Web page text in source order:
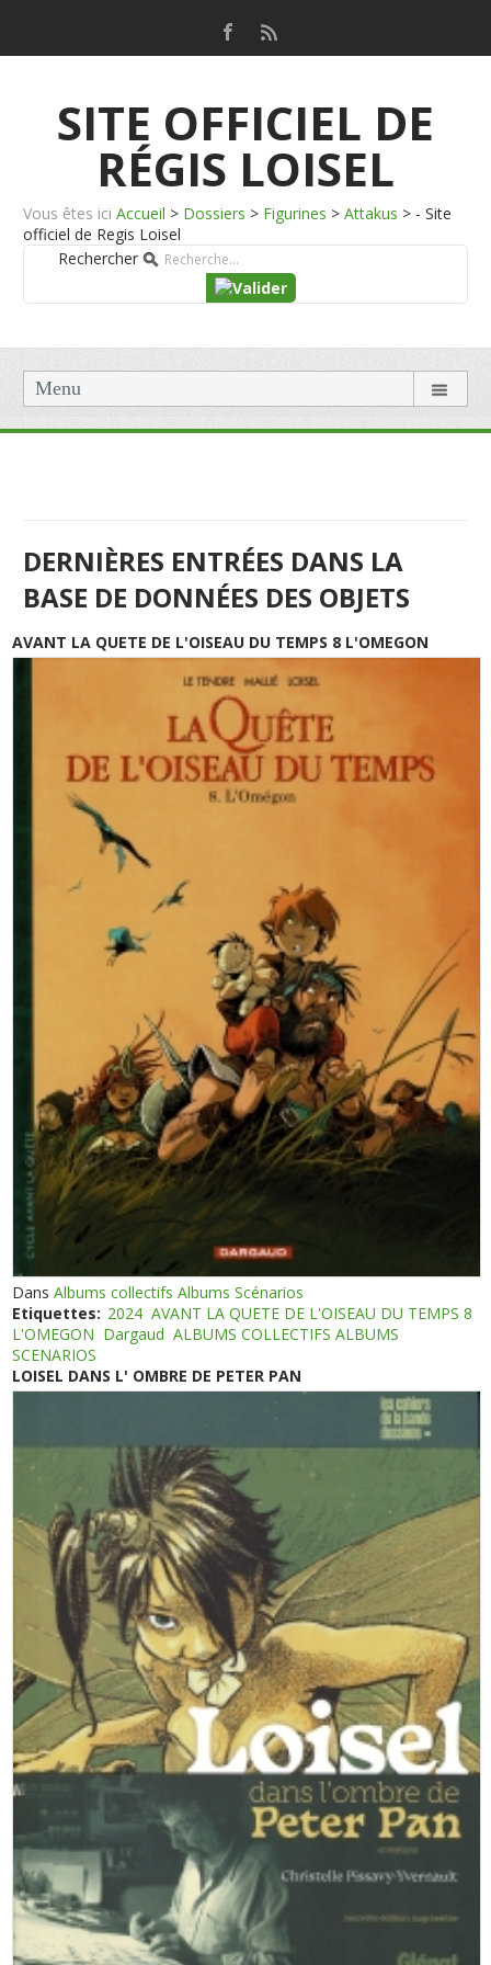
SITE OFFICIEL DE
RÉGIS LOISEL
Vous êtes ici Accueil > Dossiers > Figurines > Attakus > - Site
officiel de Regis Loisel
Rechercher
Menu
DERNIÈRES ENTRÉES DANS LA
BASE DE DONNÉES DES OBJETS
AVANT LA QUETE DE L'OISEAU DU TEMPS 8 L'OMEGON
DansAlbums collectifs Albums Scénarios
Etiquettes: 2024 AVANT LA QUETE DE L'OISEAU DU TEMPS 8
L'OMEGON Dargaud ALBUMS COLLECTIFS ALBUMS
SCENARIOS
LOISEL DANS L' OMBRE DE PETER PAN